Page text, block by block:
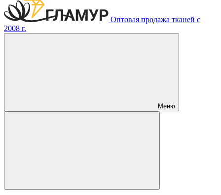
Оптовая продажа тканей с
2008 г.
Меню